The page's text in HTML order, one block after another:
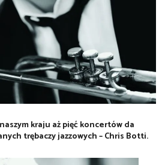
kraju aż pięć koncertów da
trębaczy jazzowych – Chris Botti.